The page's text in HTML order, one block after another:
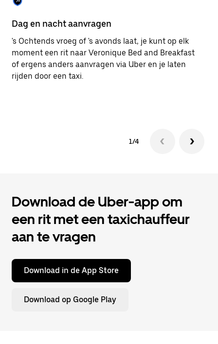
Dag en nacht aanvragen
's Ochtends vroeg of 's avonds laat, je kunt op elk
moment een rit naar Veronique Bed and Breakfast
of ergens anders aanvragen via Uber en je laten
rijden door een taxi.
1/4
Download de Uber-app om
een rit met een taxichauffeur
aan te vragen
Download in de App Store
Download op Google Play